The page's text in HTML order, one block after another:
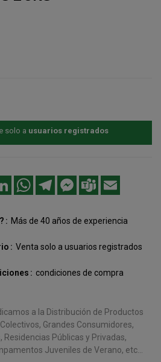
solo a usuarios registrados
LinkedInWhatsAppTelegramMessenger
Teams
Más de 40 años de experiencia
Venta solo a usuarios registrados
condiciones de compra
a la Distribución de Productos
Grandes Consumidores,
Residencias Públicas y Privadas,
Juveniles de Verano, etc...